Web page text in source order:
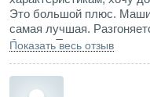
Это большой плюс.
самая лучшая.
быстро. Тормоза
машина класс.
Показать весь отзыв